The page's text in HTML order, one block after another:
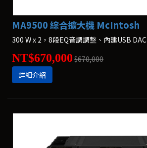
MA9500 綜合擴大機 McIntosh
300 W x 2，8段EQ音調調整、內建USB DAC
NT$670,000 $670,000
詳細介紹